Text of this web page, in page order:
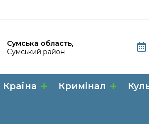
Сумська область,
Сумський район
Країна Кримінал